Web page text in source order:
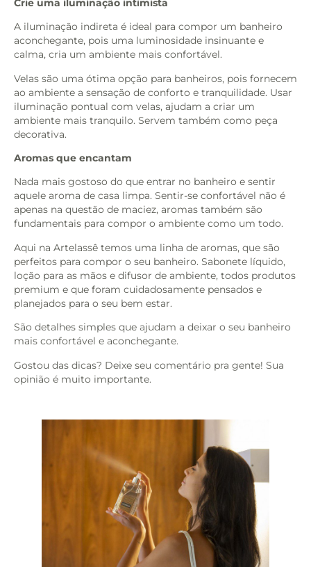
Crie uma iluminação intimista
A iluminação indireta é ideal para compor um banheiro
aconchegante, pois uma luminosidade insinuante e
calma, cria um ambiente mais confortável.
Velas são uma ótima opção para banheiros, pois fornecem
ao ambiente a sensação de conforto e tranquilidade. Usar
iluminação pontual com velas, ajudam a criar um
ambiente mais tranquilo. Servem também como peça
decorativa.
Aromas que encantam
Nada mais gostoso do que entrar no banheiro e sentir
aquele aroma de casa limpa. Sentir-se confortável não é
apenas na questão de maciez, aromas também são
fundamentais para compor o ambiente como um todo.
Aqui na Artelassê temos uma linha de aromas, que são
perfeitos para compor o seu banheiro. Sabonete líquido,
loção para as mãos e difusor de ambiente, todos produtos
premium e que foram cuidadosamente pensados e
planejados para o seu bem estar.
São detalhes simples que ajudam a deixar o seu banheiro
mais confortável e aconchegante.
Gostou das dicas? Deixe seu comentário pra gente! Sua
opinião é muito importante.